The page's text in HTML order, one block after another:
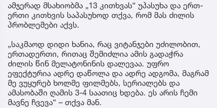
ამჯერად მსახიობმა „13 კითხვას“ უპასუხა და ერთ-
ერთი კითხვის საპასუხოდ თქვა, რომ მას ძილის
პრობლემები აქვს.
„საკმაოდ დიდი ხანია, რაც ვიტანჯები უძილობით,
ერთადერთი, რითაც შემიძლია ამის გადაჭრა
ძილის წინ მელატონინის დალევაა. უფრო
ეფექტურია ადრე დაწოლა და ადრე ადგომა, მაგრამ
მე ვუყურებ ხოლმე ფილმებს, სერიალებს და
ამასობაში ღამის 3-4 საათიც ხდება. ეს არის ჩემი
მავნე ჩვევა“ – თქვა მან.